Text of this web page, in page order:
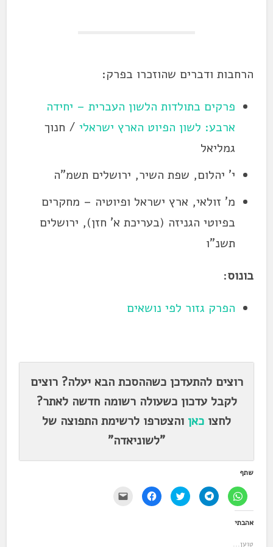
הרחבות ודברים שהוזכרו בפרק:
פרקים בתולדות הלשון העברית – יחידה
ארבע: לשון הפיוט הארץ ישראלי / חנוך
גמליאל
י' יהלום, שפת השיר, ירושלים תשמ"ה
מ' זולאי, ארץ ישראל ופיוטיה – מחקרים
בפיוטי הגניזה (בעריכת א' חזן), ירושלים
תשנ"ו
בונוס:
הפרק גזור לפי נושאים
רוצים להתעדכן כשההסכת הבא יעלה? רוצים
לקבל עדכון כשעולה רשומה חדשה לאתר?
לחצו כאן והצטרפו לרשימת התפוצה של
"לשוניאדה"
שתף
ל
ח
ל
ח
ל
ח
ל
ח
אהבתי
טוען...